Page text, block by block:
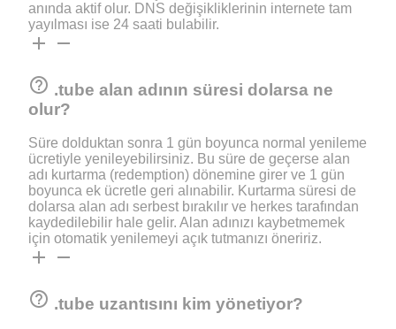
anında aktif olur. DNS değişikliklerinin internete tam
yayılması ise 24 saati bulabilir.
add remove
help_outline .tube alan adının süresi dolarsa ne
olur?
Süre dolduktan sonra 1 gün boyunca normal yenileme
ücretiyle yenileyebilirsiniz. Bu süre de geçerse alan
adı kurtarma (redemption) dönemine girer ve 1 gün
boyunca ek ücretle geri alınabilir. Kurtarma süresi de
dolarsa alan adı serbest bırakılır ve herkes tarafından
kaydedilebilir hale gelir. Alan adınızı kaybetmemek
için otomatik yenilemeyi açık tutmanızı öneririz.
add remove
help_outline .tube uzantısını kim yönetiyor?